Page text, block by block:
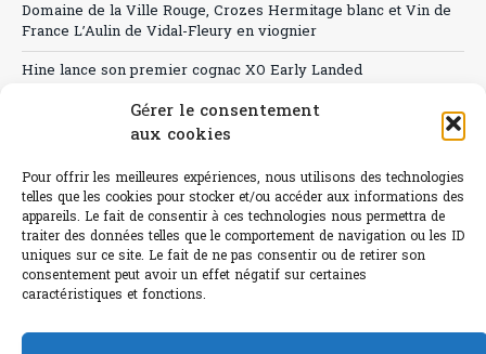
Gérer le consentement
aux cookies
Pour offrir les meilleures expériences, nous utilisons des technologies
telles que les cookies pour stocker et/ou accéder aux informations des
appareils. Le fait de consentir à ces technologies nous permettra de
traiter des données telles que le comportement de navigation ou les ID
uniques sur ce site. Le fait de ne pas consentir ou de retirer son
consentement peut avoir un effet négatif sur certaines
caractéristiques et fonctions.
Domaine de la Ville Rouge, Crozes Hermitage blanc et Vin de
France L’Aulin de Vidal-Fleury en viognier
Hine lance son premier cognac XO Early Landed
Canicule : A quand le CHR à « l’heure espagnole » ?
Sélection de rosés 2026
L'abus d'alcool est dangereux pour la santé.